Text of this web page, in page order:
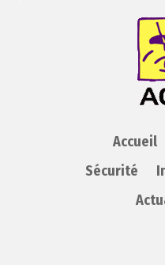
Accueil
Sécurité